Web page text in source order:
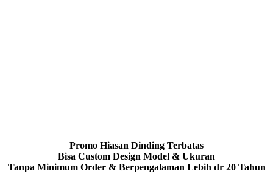
Promo Hiasan Dinding Terbatas
Bisa Custom Design Model & Ukuran
Tanpa Minimum Order & Berpengalaman Lebih dr 20 Tahun